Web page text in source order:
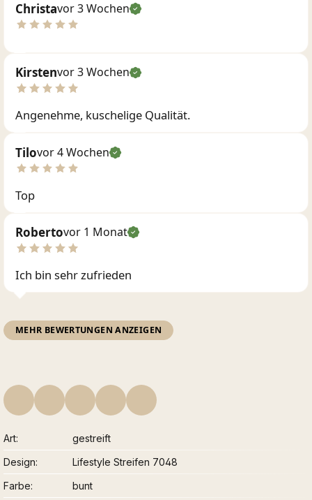
Christavor 3 Wochen
Kirstenvor 3 Wochen
Angenehme, kuschelige Qualität.
Tilovor 4 Wochen
Top
Robertovor 1 Monat
Ich bin sehr zufrieden
MEHR BEWERTUNGEN ANZEIGEN
Art
gestreift
Design
Lifestyle Streifen 7048
Farbe
bunt